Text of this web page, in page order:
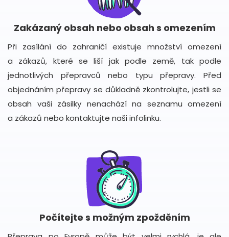
Zakázaný obsah nebo obsah s omezením
Při zasílání do zahraničí existuje množství omezení
a zákazů, které se liší jak podle země, tak podle
jednotlivých přepravců nebo typu přepravy. Před
objednáním přepravy se důkladně zkontrolujte, jestli se
obsah vaši zásilky nenachází na seznamu omezení
a zákazů nebo kontaktujte naši infolinku.
Počítejte s možným zpožděním